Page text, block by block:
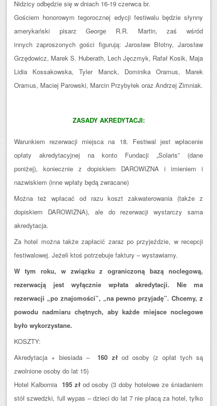
Nidzicy odbędzie się w dniach 16-19 czerwca br.
Gościem honorowym tegorocznej edycji festiwalu będzie słynny
amerykański pisarz George R.R. Martin, zaś wśród
innych zaproszonych gości figurują: Jarosław Błotny, Jarosław
Grzędowicz, Marek S. Huberath, Lech Jęczmyk, Rafał Kosik, Maja
Lidia Kossakowska, Tyler Manck, Dominika Oramus, Marek
Oramus, Maciej Parowski, Marcin Przybyłek oraz Andrzej Zimniak.
ZASADY AKREDYTACJI:
Warunkiem rezerwacji miejsca na 18. Festiwal jest wpłacenie
opłaty akredytacyjnej na konto Fundacji „Solaris” (dane
poniżej), koniecznie z dopiskiem DAROWIZNA i imieniem i
nazwiskiem (inne wpłaty będą zwracane)
Można też wpłacać od razu koszt zakwaterowania (także z
dopiskiem DAROWIZNA), ale do rezerwacji wystarczy sama
akredytacja.
Za hotel można także zapłacić zaraz po przyjeździe, w recepcji
festiwalowej. Jeżeli ktoś potrzebuje faktury – wystawiamy.
W tym roku, w związku z ograniczoną bazą noclegową,
rezerwacją jest wyłącznie wpłata akredytacji. Nie ma
rezerwacji „po znajomości”, „na pewno przyjadę”. Chcemy, z
powodu nadmiaru chętnych, aby każde miejsce noclegowe
było wykorzystane.
KOSZTY:
Akredytacja + biesiada – 160 zł od osoby (z opłat tych są
zwolnione osoby do lat 15)
Hotel Kalbornia 195 zł od osoby (3 doby hotelowe ze śniadaniem
stół szwedzki, full wypas – dzieci do lat 7 nie płacą za hotel, tylko